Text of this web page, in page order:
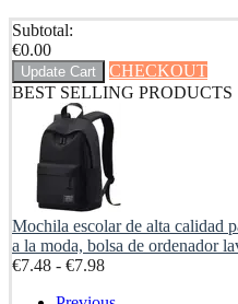
Subtotal:
€0.00
Update Cart
CHECKOUT
BEST SELLING PRODUCTS
Mochila escolar de alta calidad
a la moda, bolsa de ordenador
€7.48 - €7.98Rango